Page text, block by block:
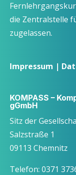
die Zentralstelle
zugelassen.
Impressum |
KOMPASS –
gGmbH
Sitz der
Salzstraße 1
09113 Chemnitz
Telefon: 0371